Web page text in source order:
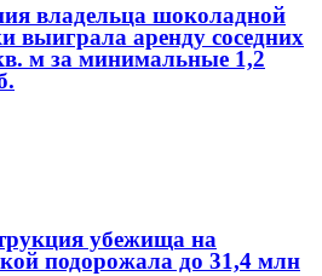
владельца шоколадной
выиграла аренду соседних
м за минимальные 1,2
убежища на
подорожала до 31,4 млн